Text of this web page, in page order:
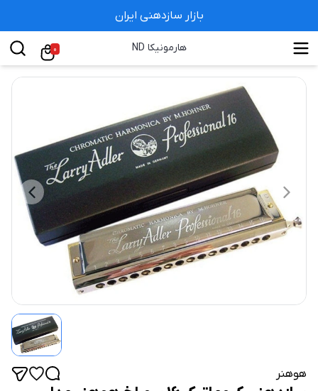
بازار سازدهنی ایران
هارمونیکا ND 0
هوهنر